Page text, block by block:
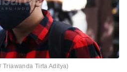
Triawanda Tirta Aditya)